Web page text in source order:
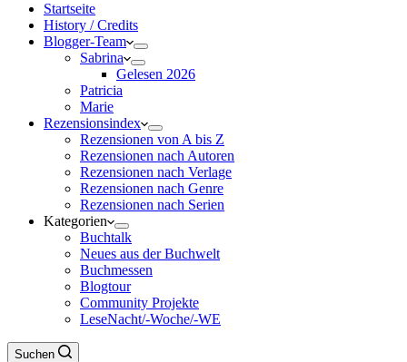
Startseite
History / Credits
Blogger-Team
Sabrina
Gelesen 2026
Patricia
Marie
Rezensionsindex
Rezensionen von A bis Z
Rezensionen nach Autoren
Rezensionen nach Verlage
Rezensionen nach Genre
Rezensionen nach Serien
Kategorien
Buchtalk
Neues aus der Buchwelt
Buchmessen
Blogtour
Community Projekte
LeseNacht/-Woche/-WE
Suchen